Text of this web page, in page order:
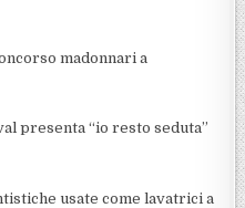
madonnari a
presenta “io resto seduta”
usate come lavatrici a